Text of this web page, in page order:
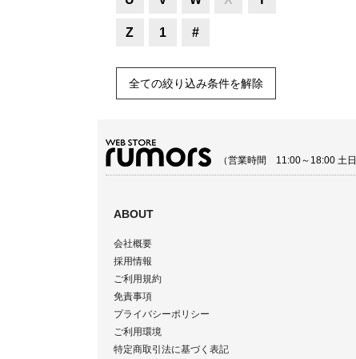
Z 1 #
全ての絞り込み条件を解除
（営業時間 11:00～18:00 土
ABOUT
会社概要
採用情報
ご利用規約
免責事項
プライバシーポリシー
ご利用環境
特定商取引法に基づく表記